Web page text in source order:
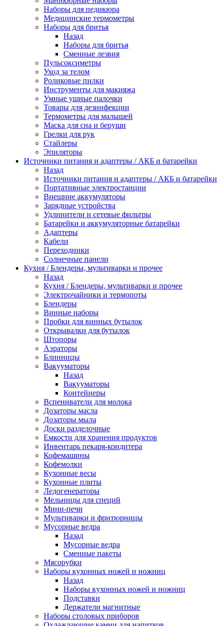
Наборы для педикюра
Медицинские термометры
Наборы для бритья
Назад
Наборы для бритья
Сменные лезвия
Пульсоксиметры
Уход за телом
Роликовые пилки
Инструменты для макияжа
Умные ушные палочки
Товары для дезинфекции
Термометры для малышей
Маска для сна и беруши
Грелки для рук
Стайлеры
Эпиляторы
Источники питания и адаптеры / АКБ и батарейки
Назад
Источники питания и адаптеры / АКБ и батарейки
Портативные электростанции
Внешние аккумуляторы
Зарядные устройства
Удлинители и сетевые фильтры
Батарейки и аккумуляторные батарейки
Адаптеры
Кабели
Переходники
Солнечные панели
Кухня / Блендеры, мультиварки и прочее
Назад
Кухня / Блендеры, мультиварки и прочее
Электрочайники и термопоты
Блендеры
Винные наборы
Пробки для винных бутылок
Открывалки для бутылок
Штопоры
Аэраторы
Блинницы
Вакууматоры
Назад
Вакууматоры
Контейнеры
Вспениватели для молока
Дозаторы масла
Дозаторы мыла
Доски разделочные
Емкости для хранения продуктов
Инвентарь пекаря-кондитера
Кофемашины
Кофемолки
Кухонные весы
Кухонные плиты
Ледогенераторы
Мельницы для специй
Мини-печи
Мультиварки и фритюрницы
Мусорные ведра
Назад
Мусорные ведра
Сменные пакеты
Мясорубки
Наборы кухонных ножей и ножниц
Назад
Наборы кухонных ножей и ножниц
Подставки
Держатели магнитные
Наборы столовых приборов